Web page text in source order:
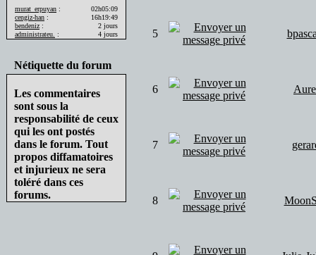
murat_erpuyan :
02h05:09
cengiz-han :
16h19:49
bendeniz :
2 jours
administrateu.
: 4 jours
Nétiquette du forum
Les commentaires
sont sous la
responsabilité de ceux
qui les ont postés
dans le forum. Tout
propos diffamatoires
et injurieux ne sera
toléré dans ces
forums.
5
6
7
8